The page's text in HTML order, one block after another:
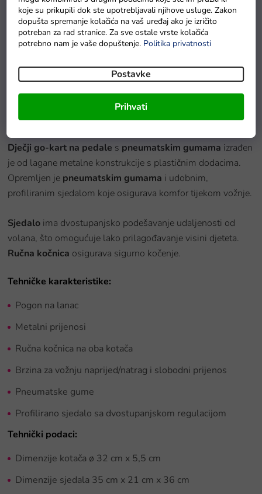
koje su prikupili dok ste upotrebljavali njihove usluge. Zakon
dopušta spremanje kolačića na vaš uređaj ako je izričito
potreban za rad stranice. Za sve ostale vrste kolačića
potrebno nam je vaše dopuštenje. Politika privatnosti
Postavke
Prihvati
Na zalihi - dostava do 6 dana.
Detaljan opis proizvoda
Dječji go-kart na pedale s pneumatskim gumama izrađen
je od lagane metalne konstrukcije s plastičnim dodacima.
Opremljen je pneumatskim gumama i udobnim,
profiliranim sjedalom koje osigurava komfor tijekom vožnje.
Sjedalo ima dvostupanjsko podešavanje udaljenosti od
volana, što omogućuje lako prilagođavanje visini djeteta.
Ručna kočnica osigurava sigurno kočenje.
Tehničke karakteristike:
Pogon na lanac
Metalni prijenosi
Ručna kočnica na oba kotača
Brzina za vožnju naprijed/natrag i slobodni prijenos
Pneumatske gume
Profilirano sjedalo sa dvostupanjskom regulacijom
Tehnički podaci:
Dimenzije kotača ø 32 cm x 5,5 cm
Dimenzije sjedala 35 cm x 21 cm x 36 cm